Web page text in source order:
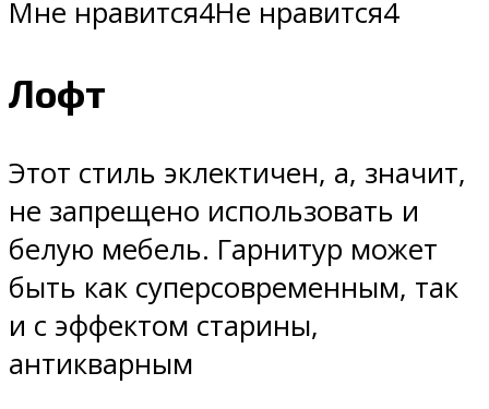
Мне нравится4Не нравится4
Лофт
Этот стиль эклектичен, а, значит,
не запрещено использовать и
белую мебель. Гарнитур может
быть как суперсовременным, так
и с эффектом старины,
антикварным